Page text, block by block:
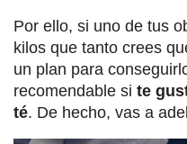
Por ello, si uno de tus
kilos que tanto crees
un plan para
recomendable si te
té. De hecho, vas a